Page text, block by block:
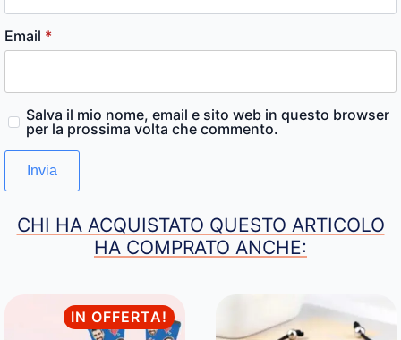
Email *
Salva il mio nome, email e sito web in questo browser
per la prossima volta che commento.
CHI HA ACQUISTATO QUESTO ARTICOLO
HA COMPRATO ANCHE:
IN OFFERTA!